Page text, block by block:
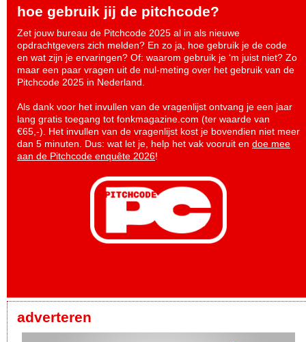
hoe gebruik jij de pitchcode?
Zet jouw bureau de Pitchcode 2025 al in als nieuwe
opdrachtgevers zich melden? En zo ja, hoe gebruik je de code
en wat zijn je ervaringen? Of: waarom gebruik je ‘m juist niet? Zo
maar een paar vragen uit de nul-meting over het gebruik van de
Pitchcode 2025 in Nederland.
Als dank voor het invullen van de vragenlijst ontvang je een jaar
lang gratis toegang tot fonkmagazine.com (ter waarde van
€65,-). Het invullen van de vragenlijst kost je bovendien niet meer
dan 5 minuten. Dus: wat let je, help het vak vooruit en doe mee
aan de Pitchcode enquête 2026!
adverteren